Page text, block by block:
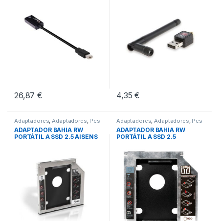
26,87€ 4,35€
Adaptadores,Adaptadores, Pcs
Integración
ADAPTADOR BAHÍA RW
PORTÁTIL A SSD 2.5 AISENS
Adaptadores,Adaptadores, Pcs
Integración
ADAPTADOR BAHÍA RW
PORTÁTIL A SSD 2.5